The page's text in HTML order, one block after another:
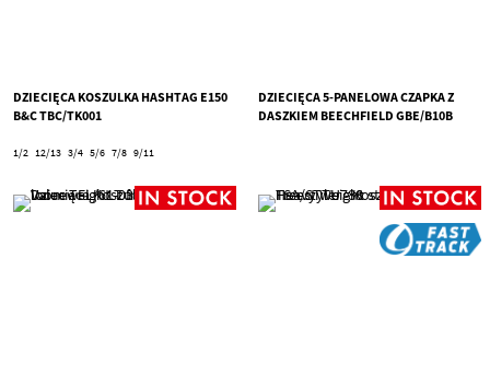
DZIECIĘCA KOSZULKA HASHTAG E150
B&C TBC/TK001
1/2 12/13 3/4 5/6 7/8 9/11
DZIECIĘCA 5-PANELOWA CZAPKA Z
DASZKIEM BEECHFIELD GBE/B10B